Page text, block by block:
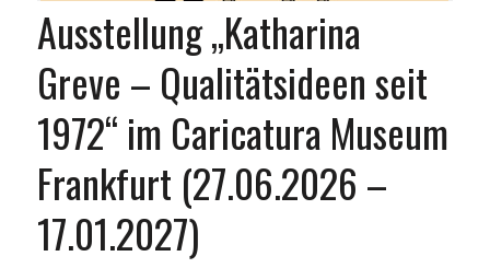
Ausstellung „Katharina
Greve – Qualitätsideen seit
1972“ im Caricatura Museum
Frankfurt (27.06.2026 –
17.01.2027)